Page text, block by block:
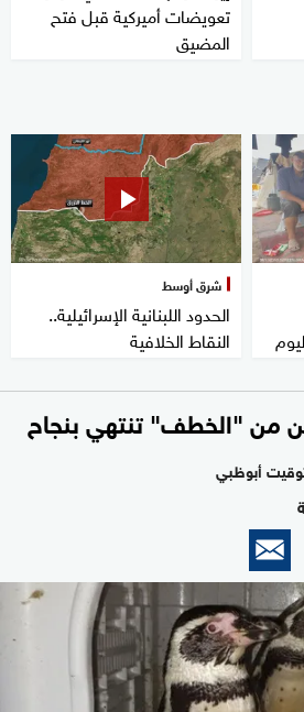
تعويضات أميركية قبل فتح
المضيق
شرق أوسط
الحدود اللبنانية الإسرائيلية..
النقاط الخلافية
من "الخطف" تنتهي بنجاح